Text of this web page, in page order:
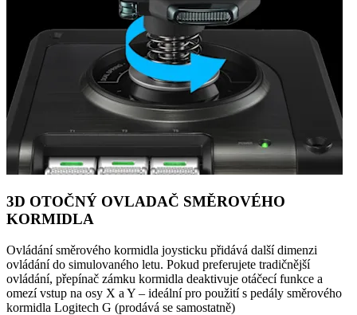
3D OTOČNÝ OVLADAČ SMĚROVÉHO
KORMIDLA
Ovládání směrového kormidla joysticku přidává další dimenzi
ovládání do simulovaného letu. Pokud preferujete tradičnější
ovládání, přepínač zámku kormidla deaktivuje otáčecí funkce a
omezí vstup na osy X a Y – ideální pro použití s pedály směrového
kormidla Logitech G (prodává se samostatně)